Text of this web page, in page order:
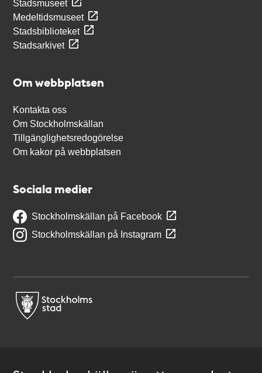
Stadsmuseet
Medeltidsmuseet
Stadsbiblioteket
Stadsarkivet
Om webbplatsen
Kontakta oss
Om Stockholmskällan
Tillgänglighetsredogörelse
Om kakor på webbplatsen
Sociala medier
Stockholmskällan på Facebook
Stockholmskällan på Instagram